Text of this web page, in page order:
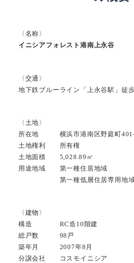
〈名称〉
イニシアフォレスト港南上永谷
〈交通〉
地下鉄ブルーライン「上永谷駅」徒
〈土地〉
所在地 横浜市港南区野庭町
土地権利 所有権
土地面積 5,028.89㎡
用途地域 第一種住居地域
第一種低層住居専用地
〈建物〉
構造 RC造10階建
総戸数 98戸
築年月 2007年8月
分譲会社 コスモイニシア